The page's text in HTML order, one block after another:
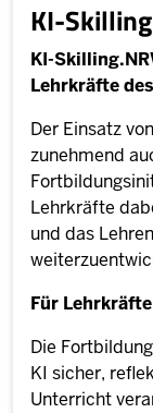
KI-
KI-
Lehrkräfte
Der Einsatz
zunehmend
Lehrkräfte
und das
Für
Die
KI sicher,
Unterricht